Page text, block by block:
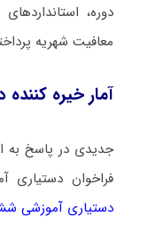
دوره،
معافیت شهریه
آمار خیره
جدیدی در پاسخ به
فراخوان
دستیاری آموزشی